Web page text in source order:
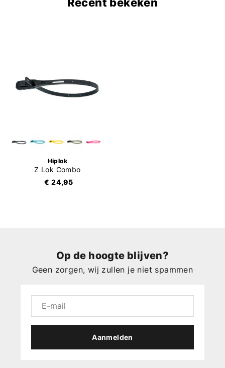
Hiplok
Z Lok Combo
€ 24,95
Op de hoogte blijven?
Geen zorgen, wij zullen je niet spammen
Aanmelden